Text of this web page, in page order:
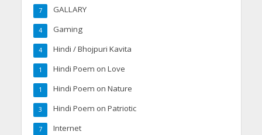
GALLARY
7
Gaming
4
Hindi / Bhojpuri Kavita
4
Hindi Poem on Love
1
Hindi Poem on Nature
1
Hindi Poem on Patriotic
3
Internet
7